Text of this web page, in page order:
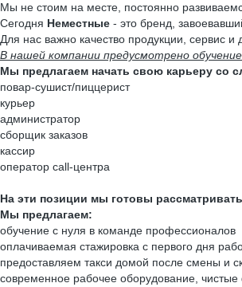
Мы не стоим на месте, постоянно
Сегодня Неместные - это бренд,
Для нас важно качество продукции, сервис и
В нашей компании предусмотрено обучение
Мы предлагаем начать свою карьеру со
повар-сушист/пиццерист
курьер
администратор
сборщик заказов
кассир
оператор call-центра
На эти позиции мы готовы
Мы предлагаем:
обучение с нуля в команде профессионалов
оплачиваемая стажировка с первого дня
предоставляем такси домой после смены и
современное рабочее оборудование,